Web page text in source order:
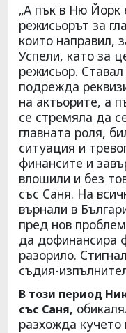
„А пък в Ню Йорк
режисьорът за
които направил,
Успели, като за
режисьор.
подрежда
на актьорите, а
се стремяла да
главната роля,
ситуация и
финансите и
влошили и без
със Саня. На
върнали в
пред нов
да дофинансира
разорило.
съдия-
В този период
със Саня,
разхожда